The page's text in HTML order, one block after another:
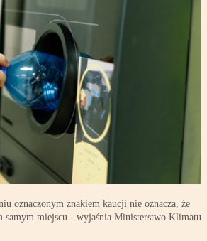
oznaczonym znakiem kaucji nie oznacza, że
samym miejscu - wyjaśnia Ministerstwo Klimatu